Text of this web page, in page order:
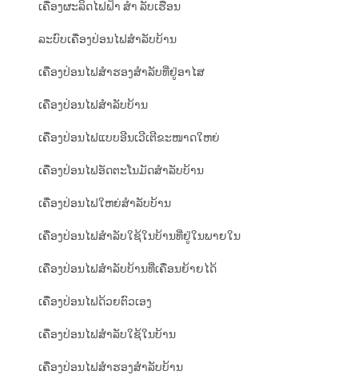
ເຄື່ອງຜະລິດໄຟຟ້າ ສໍາ ລັບເຮືອນ
ລະບົບເຄື່ອງປ່ອນໄຟສຳລັບບ້ານ
ເຄື່ອງປ່ອນໄຟສຳຮອງສຳລັບທີ່ຢູ່ອາໄສ
ເຄື່ອງປ່ອນໄຟສຳລັບບ້ານ
ເຄື່ອງປ່ອນໄຟແບບອີນເວີເຕີຂະໜາດໃຫຍ່
ເຄື່ອງປ່ອນໄຟອັດຕະໂນມັດສຳລັບບ້ານ
ເຄື່ອງປ່ອນໄຟໃຫຍ່ສຳລັບບ້ານ
ເຄື່ອງປ່ອນໄຟສຳລັບໃຊ້ໃນບ້ານທີ່ຢູ່ໃນພາຍໃນ
ເຄື່ອງປ່ອນໄຟສຳລັບບ້ານທີ່ເຄື່ອນຍ້າຍໄດ້
ເຄື່ອງປ່ອນໄຟດ້ວຍຕົວເອງ
ເຄື່ອງປ່ອນໄຟສຳລັບໃຊ້ໃນບ້ານ
ເຄື່ອງປ່ອນໄຟສຳຮອງສຳລັບບ້ານ